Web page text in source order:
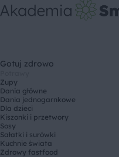
Gotuj zdrowo
Zupy
Dania główne
Dania jednogarnkowe
Dla dzieci
Kiszonki i przetwory
Sosy
Sałatki i surówki
Kuchnie świata
Zdrowy fastfood